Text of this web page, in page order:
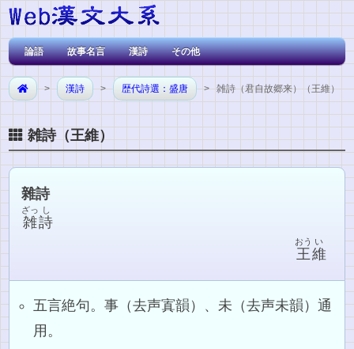
論語 故事名言 漢詩 その他
> 漢詩 > 歴代詩選：盛唐 > 雑詩（君自故郷来）（王維）
雑詩（王維）
雜詩
雑
ざっ
詩
し
王
おう
維
い
五言絶句。事（去声寘韻）、未（去声未韻）通
用。